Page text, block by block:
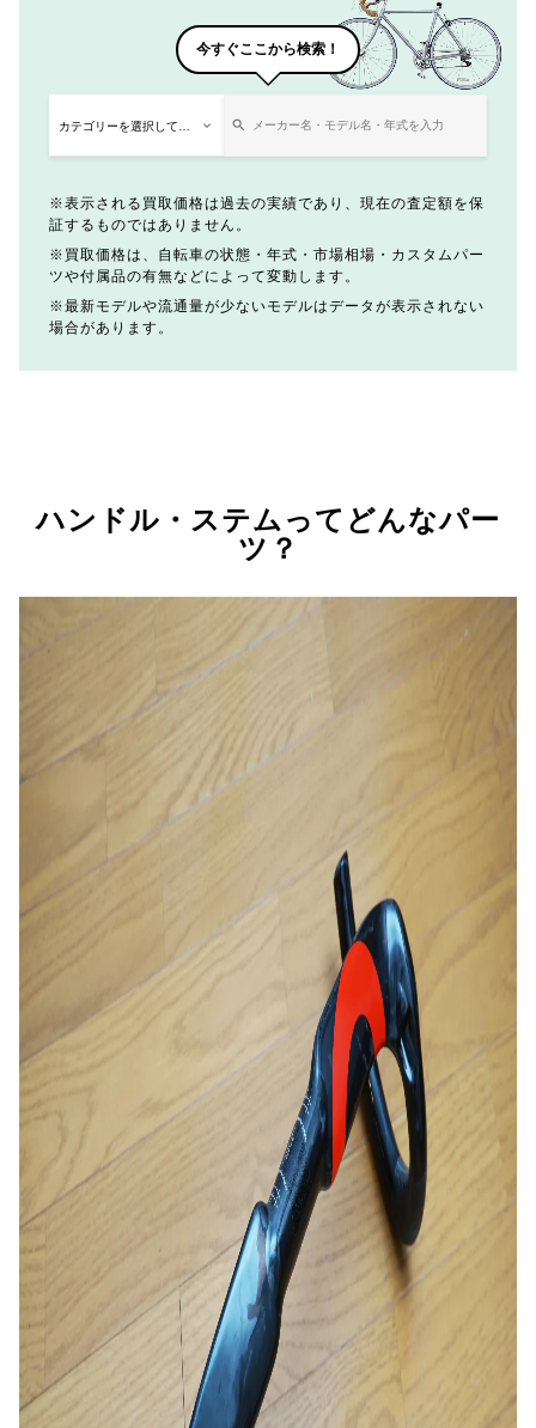
今すぐここから検索！
表示される買取価格は過去の実績であり、現在の査定額を保
証するものではありません。
買取価格は、自転車の状態・年式・市場相場・カスタムパー
ツや付属品の有無などによって変動します。
最新モデルや流通量が少ないモデルはデータが表示されない
場合があります。
ハンドル・ステムってどんなパー
ツ？